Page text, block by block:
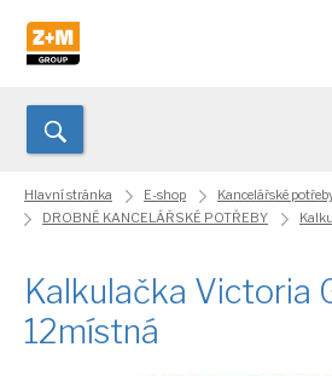
Hlavní stránka E-shop
Kancelářské
DROBNÉ KANCELÁŘSKÉ POTŘEBY
Kalkulačka Victoria
12místná